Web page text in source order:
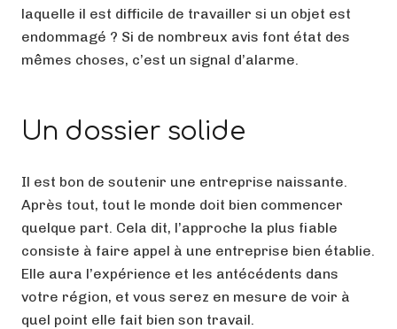
laquelle il est difficile de travailler si un objet est
endommagé ? Si de nombreux avis font état des
mêmes choses, c’est un signal d’alarme.
Un dossier solide
Il est bon de soutenir une entreprise naissante.
Après tout, tout le monde doit bien commencer
quelque part. Cela dit, l’approche la plus fiable
consiste à faire appel à une entreprise bien établie.
Elle aura l’expérience et les antécédents dans
votre région, et vous serez en mesure de voir à
quel point elle fait bien son travail.